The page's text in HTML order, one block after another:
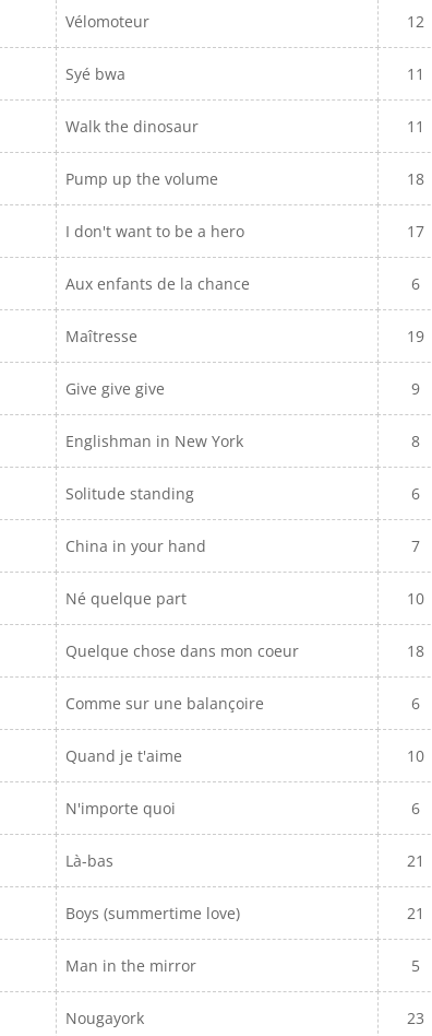
Vélomoteur 12
Syé bwa 11
Walk the dinosaur 11
Pump up the volume 18
I don't want to be a hero 17
Aux enfants de la chance 6
Maîtresse 19
Give give give 9
Englishman in New York 8
Solitude standing 6
China in your hand 7
Né quelque part 10
Quelque chose dans mon coeur 18
Comme sur une balançoire 6
Quand je t'aime 10
N'importe quoi 6
Là-bas 21
Boys (summertime love) 21
Man in the mirror 5
Nougayork 23